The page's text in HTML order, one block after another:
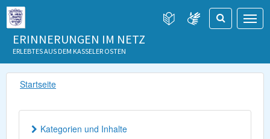
ERINNERUNGEN IM NETZ
ERLEBTES AUS DEM KASSELER OSTEN
Startseite
Kategorien und Inhalte